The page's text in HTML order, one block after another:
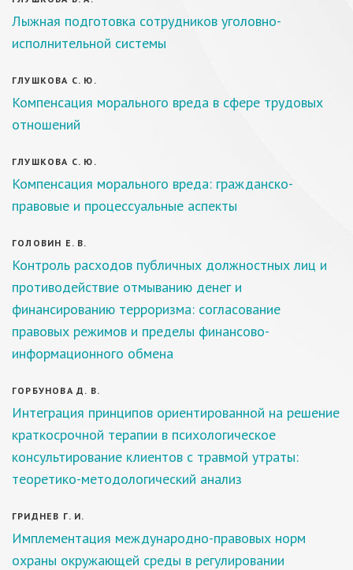
Лыжная подготовка сотрудников уголовно-
исполнительной системы
ГЛУШКОВА С. Ю.
Компенсация морального вреда в сфере трудовых
отношений
ГЛУШКОВА С. Ю.
Компенсация морального вреда: гражданско-
правовые и процессуальные аспекты
ГОЛОВИН Е. В.
Контроль расходов публичных должностных лиц и
противодействие отмыванию денег и
финансированию терроризма: согласование
правовых режимов и пределы финансово-
информационного обмена
ГОРБУНОВА Д. В.
Интеграция принципов ориентированной на решение
краткосрочной терапии в психологическое
консультирование клиентов с травмой утраты:
теоретико-методологический анализ
ГРИДНЕВ Г. И.
Имплементация международно-правовых норм
охраны окружающей среды в регулировании